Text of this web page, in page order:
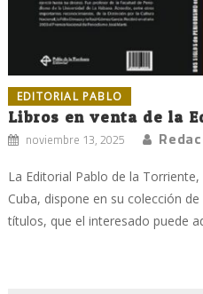
EDITORIAL PABLO
Libros en venta de la
noviembre 13, 2025
La Editorial Pablo de la
Cuba, dispone en su colección
títulos, que el interesado puede